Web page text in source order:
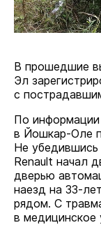
В прошедшие
Эл
с
По
в Йошкар-Оле
Не убедившись
Renault начал
дверью
наезд на 33-
рядом. С
в медицинское